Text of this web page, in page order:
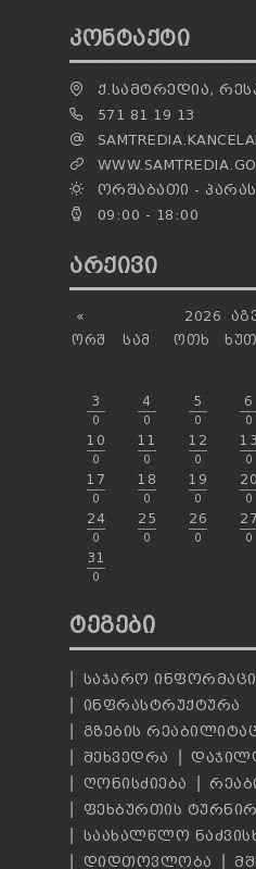
ᲙᲝᲜᲢᲐᲥᲢᲘ
Ქ.ᲡᲐᲛᲢᲠᲔᲓᲘᲐ,
571 81 19 13
ᲝᲠᲨᲐᲑᲐᲗᲘ -
09:00 - 18:00
ᲐᲠᲥᲘᲕᲘ
« 2026
ᲝᲠᲨ
ᲡᲐᲛ ᲝᲗᲮ ᲮᲣᲗ
3
0
4
0
5
0
6
0
10
0
11
0
12
0
13
0
17
0
18
0
19
0
20
0
24
0
25
0
26
0
27
0
31
0
ᲢᲔᲒᲔᲑᲘ
ᲡᲐᲯᲐᲠᲝ
ᲘᲜᲤᲠᲐᲡᲢᲠᲣᲥᲢᲣᲠᲐ
ᲒᲖᲔᲑᲘᲡ
ᲨᲔᲮᲕᲔᲓᲠᲐ
ᲦᲝᲜᲘᲡᲫᲘᲔᲑᲐ
ᲤᲔᲮᲑᲣᲠᲗᲘᲡ
ᲡᲐᲐᲮᲐᲚᲬᲚᲝ
ᲓᲘᲓᲗᲝᲕᲚᲝᲑᲐ